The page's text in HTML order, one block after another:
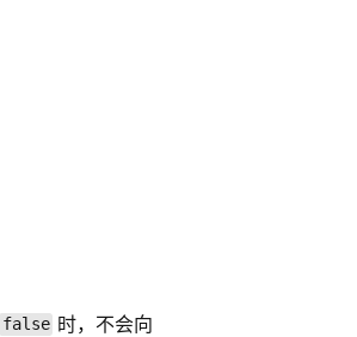
false 时，不会向